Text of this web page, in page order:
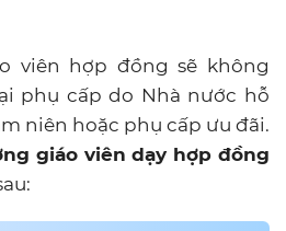
viên hợp đồng sẽ không
phụ cấp do Nhà nước hỗ
niên hoặc phụ cấp ưu đãi.
giáo viên dạy hợp đồng